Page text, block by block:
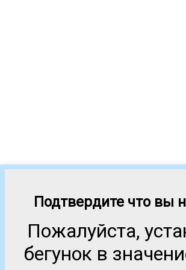
Подтвердите что вы
Пожалуйста,
бегунок в